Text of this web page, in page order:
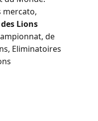
mercato,
Lions
de
Eliminatoires